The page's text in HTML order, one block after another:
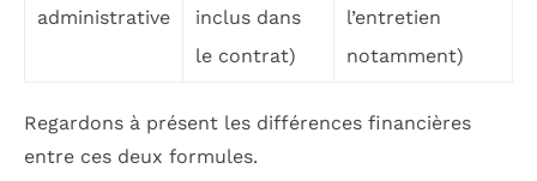
administrative
inclus dans
le contrat)
l’entretien
notamment)
Regardons à présent les différences financières
entre ces deux formules.